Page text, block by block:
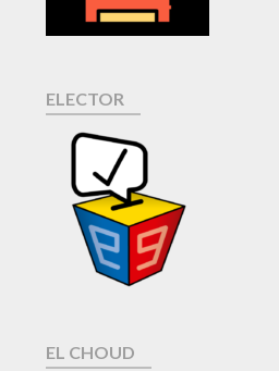
ELECTOR
EL CHOUD